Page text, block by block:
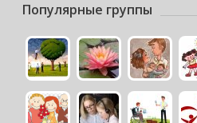
Популярные группы